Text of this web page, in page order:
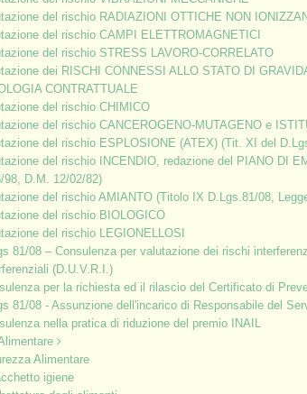
del rischio RADIAZIONI OTTICHE NON
del rischio CAMPI ELETTROMAGNETICI
del rischio STRESS LAVORO-CORRELATO
dei RISCHI CONNESSI ALLO STATO DI
CONTRATTUALE
del rischio CHIMICO
del rischio CANCEROGENO-MUTAGENO e
del rischio ESPLOSIONE (ATEX) (Tit. XI del
del rischio INCENDIO, redazione del PIANO DI
98, D.M. 12/02/82)
del rischio AMIANTO (Titolo IX D.Lgs.81/08,
del rischio BIOLOGICO
del rischio LEGIONELLOSI
81/08 – Consulenza per valutazione dei rischi
(D.U.V.R.I.)
per la richiesta ed il rilascio del Certificato di
81/08 - Assunzione dell'incarico di Responsabile del
nella pratica di riduzione del premio INAIL
Alimentare
igiene
7 dell’art. 37 del D. Lgs. n. 81 del 2008: ”7. I
specifica formazione e un aggiornamento periodico in
Aggiornamento della formazione: 6 ore ogni 5 anni. Sia
comporta in successiva fase la necessità di un
di almeno 6 ore per tutti i macrosettori di rischio Ateco.
aggiuntiva per i preposti:
che la formazione dei preposti (capo reparto, capo
da una formazione aggiuntiva in relazione ai
minima di 8 ore, qualunque sia il codice Ateco. Gli
nei punto del comma 7 sopra descritto.
della formazione dei preposti: “I contenuti della
del D.Lgs. n. 81/08, comprendono, in relazione agli
compiti, obblighi, responsabilità;
di prevenzione;